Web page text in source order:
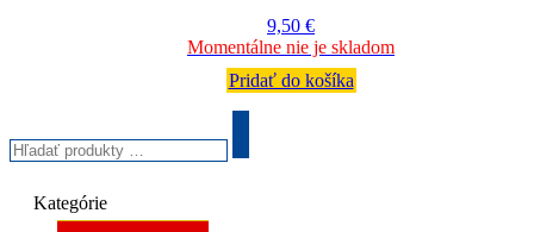
9,50 €
Momentálne nie je skladom
Pridať do košíka
produkty
…
Kategórie